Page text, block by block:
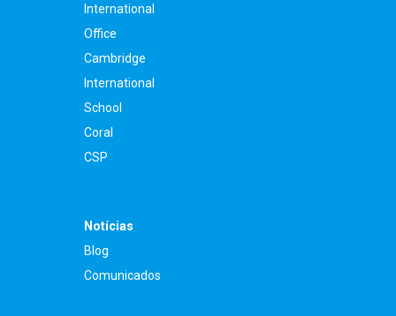
International
Office
Cambridge
International
School
Coral
CSP
Notícias
Blog
Comunicados